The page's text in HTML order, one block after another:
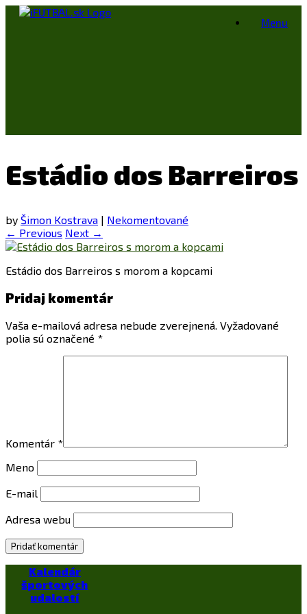
Skip
Menu
Estádio dos Barreiros
by Šimon Kostrava | Nekomentované
← Previous Next →
Estádio dos Barreiros s morom a kopcami
Pridaj komentár
Vaša e-mailová adresa nebude zverejnená. Vyžadované
polia sú označené *
Komentár *
Meno
E-mail
Adresa webu
Kalendár
športových
udalostí